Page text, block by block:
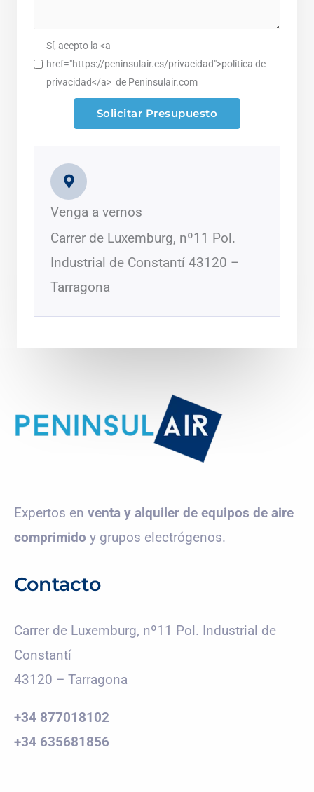
Sí, acepto la <a
href="https://peninsulair.es/privacidad">política de
privacidad</a> de Peninsulair.com
Solicitar Presupuesto
Venga a vernos
Carrer de Luxemburg, nº11 Pol.
Industrial de Constantí 43120 –
Tarragona
Expertos en venta y alquiler de equipos de aire
comprimido y grupos electrógenos.
Contacto
Carrer de Luxemburg, nº11 Pol. Industrial de
Constantí
43120 – Tarragona
+34 877018102
+34 635681856